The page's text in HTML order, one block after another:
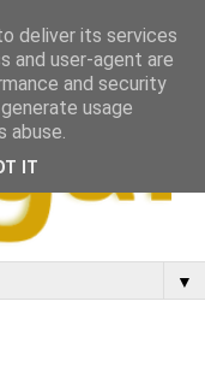
▼
deliver its services
and user-agent are
and security
usage
abuse.
IT